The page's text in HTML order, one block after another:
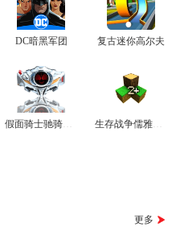
DC暗黑军团 复古迷你高尔夫
更多